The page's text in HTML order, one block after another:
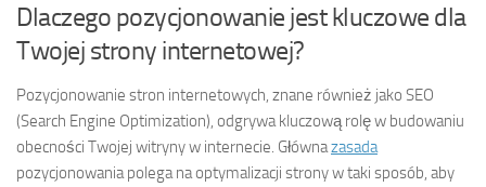
Dlaczego pozycjonowanie jest kluczowe dla
Twojej strony internetowej?
Pozycjonowanie stron internetowych, znane również jako SEO
(Search Engine Optimization), odgrywa kluczową rolę w budowaniu
obecności Twojej witryny w internecie. Głównazasada
pozycjonowania polega na optymalizacji strony w taki sposób, aby